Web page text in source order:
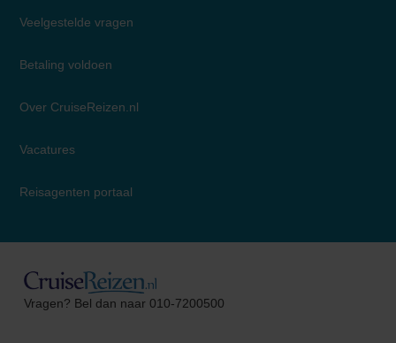
Veelgestelde vragen
Betaling voldoen
Over CruiseReizen.nl
Vacatures
Reisagenten portaal
Cruise Specialist
Vragen? Bel dan naar 010-7200500